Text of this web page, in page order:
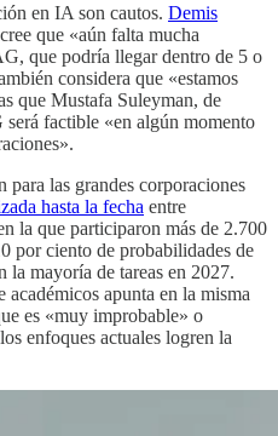
en IA son cautos. Demis
que «aún falta mucha
que podría llegar dentro de 5 o
considera que «estamos
que Mustafa Suleyman, de
factible «en algún momento
para las grandes corporaciones
hasta la fecha entre
la que participaron más de 2.700
por ciento de probabilidades de
la mayoría de tareas en 2027.
académicos apunta en la misma
es «muy improbable» o
enfoques actuales logren la